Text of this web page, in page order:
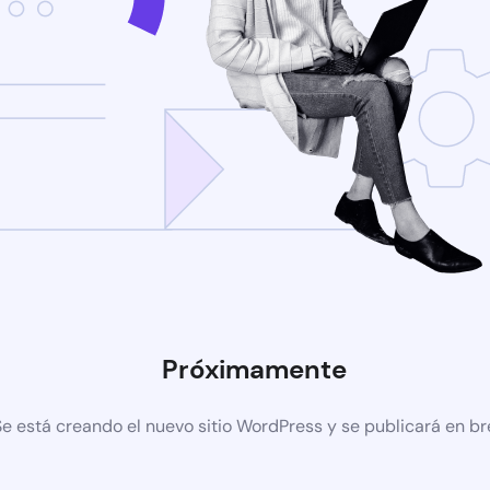
Próximamente
está creando el nuevo sitio WordPress y se publicará en